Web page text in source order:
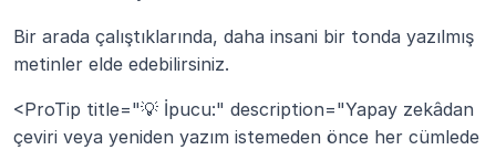
Bir arada çalıştıklarında, daha insani bir tonda yazılmış
metinler elde edebilirsiniz.
<ProTip title="💡 İpucu:" description="Yapay zekâdan
çeviri veya yeniden yazım istemeden önce her cümlede